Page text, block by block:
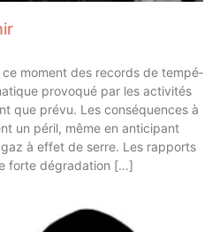
ce moment des records de tem­pé­
pro­vo­qué par les acti­vi­tés
que pré­vu. Les consé­quences à
un péril, même en anti­ci­pant
à effet de serre. Les rap­ports
forte dégradation […]